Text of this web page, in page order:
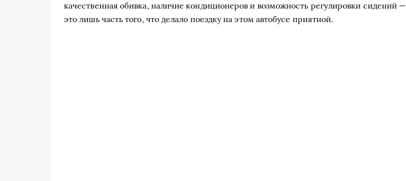
качественная обивка, наличие кондиционеров и возможность регулировки сидений —
это лишь часть того, что делало поездку на этом автобусе приятной.